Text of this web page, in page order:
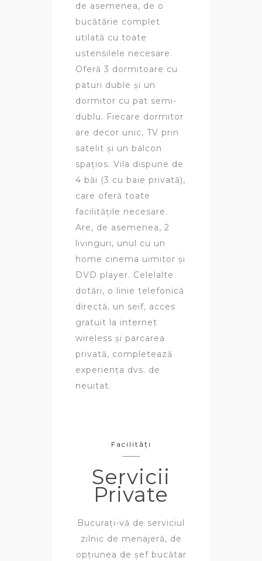
de asemenea, de o
bucătărie complet
utilată cu toate
ustensilele necesare.
Oferă 3 dormitoare cu
paturi duble și un
dormitor cu pat semi-
dublu. Fiecare dormitor
are decor unic, TV prin
satelit și un balcon
spațios. Vila dispune de
4 băi (3 cu baie privată),
care oferă toate
facilitățile necesare.
Are, de asemenea, 2
livinguri, unul cu un
home cinema uimitor și
DVD player. Celelalte
dotări, o linie telefonică
directă, un seif, acces
gratuit la internet
wireless și parcarea
privată, completează
experiența dvs. de
neuitat.
Facilități
Servicii
Private
Bucurați-vă de serviciul
zilnic de menajeră, de
opțiunea de șef bucătar